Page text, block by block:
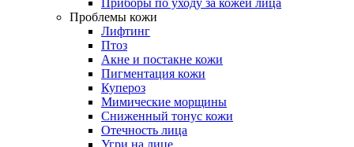
Приборы по уходу за кожей лица
Проблемы кожи
Лифтинг
Птоз
Акне и постакне кожи
Пигментация кожи
Купероз
Мимические морщины
Сниженный тонус кожи
Отечность лица
Угри на лице